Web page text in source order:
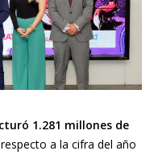
1.281 millones de
a la cifra del año